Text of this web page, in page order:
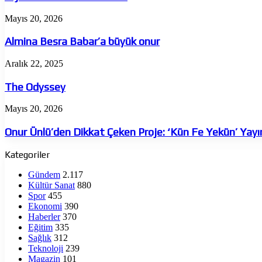
Almina
Babar’a
büyük
onur
Mayıs 20, 2026
Almina Besra Babar’a büyük onur
The
Aralık 22, 2025
The Odyssey
Onur
Dikkat
Çeken
Proje:
‘Kün
Yekün’
Yayında
Mayıs 20, 2026
Onur Ünlü’den Dikkat Çeken Proje: ‘Kün Fe Yekün’
Kategoriler
Gündem 2.117
Kültür Sanat 880
Spor 455
Ekonomi 390
Haberler 370
Eğitim 335
Sağlık 312
Teknoloji 239
Magazin 101